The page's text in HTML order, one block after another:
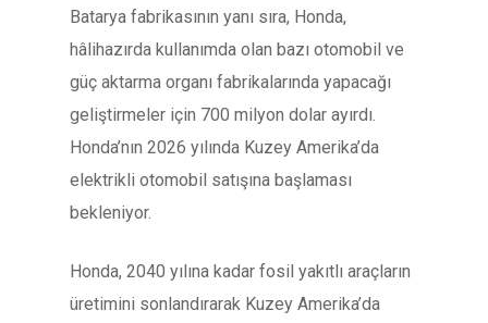
Batarya fabrikasının yanı sıra, Honda,
hâlihazırda kullanımda olan bazı otomobil ve
güç aktarma organı fabrikalarında yapacağı
geliştirmeler için 700 milyon dolar ayırdı.
Honda’nın 2026 yılında Kuzey Amerika’da
elektrikli otomobil satışına başlaması
bekleniyor.
Honda, 2040 yılına kadar fosil yakıtlı araçların
üretimini sonlandırarak Kuzey Amerika’da